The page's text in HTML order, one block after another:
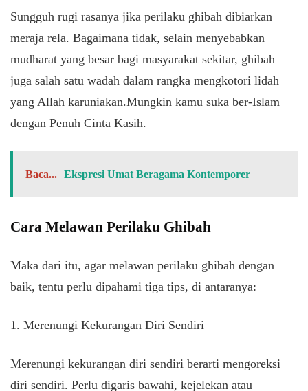
Sungguh rugi rasanya jika perilaku ghibah dibiarkan
meraja rela. Bagaimana tidak, selain menyebabkan
mudharat yang besar bagi masyarakat sekitar, ghibah
juga salah satu wadah dalam rangka mengkotori lidah
yang Allah karuniakan.Mungkin kamu suka ber-Islam
dengan Penuh Cinta Kasih.
Baca... Ekspresi Umat Beragama Kontemporer
Cara Melawan Perilaku Ghibah
Maka dari itu, agar melawan perilaku ghibah dengan
baik, tentu perlu dipahami tiga tips, di antaranya:
1. Merenungi Kekurangan Diri Sendiri
Merenungi kekurangan diri sendiri berarti mengoreksi
diri sendiri. Perlu digaris bawahi, kejelekan atau